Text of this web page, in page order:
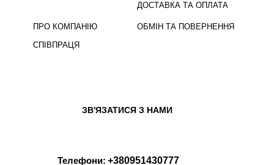
ПРО КОМПАНІЮ
СПІВПРАЦЯ
ДОСТАВКА ТА ОПЛАТА
ОБМІН ТА ПОВЕРНЕННЯ
ЗВ'ЯЗАТИСЯ З НАМИ
Телефони: +380951430777